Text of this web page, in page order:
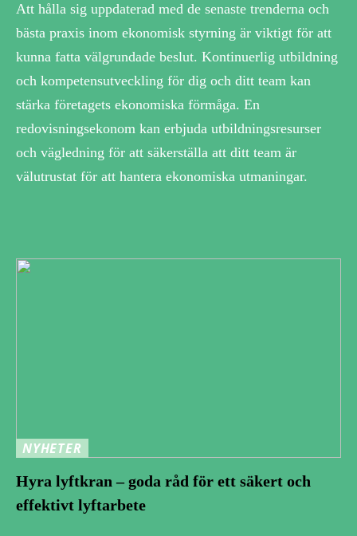
Att hålla sig uppdaterad med de senaste trenderna och
bästa praxis inom ekonomisk styrning är viktigt för att
kunna fatta välgrundade beslut. Kontinuerlig utbildning
och kompetensutveckling för dig och ditt team kan
stärka företagets ekonomiska förmåga. En
redovisningsekonom kan erbjuda utbildningsresurser
och vägledning för att säkerställa att ditt team är
välutrustat för att hantera ekonomiska utmaningar.
NYHETER
Hyra lyftkran – goda råd för ett säkert och
effektivt lyftarbete